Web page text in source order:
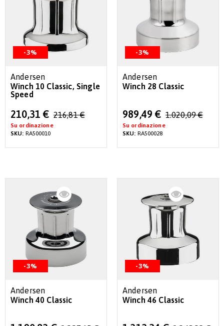
-3%
Andersen
Winch 10 Classic, Single
Speed
Special
Price
210,31 € 216,81 €
Su ordinazione
SKU: RA500010
-3%
Andersen
Winch 28 Classic
Special
Price
989,49 € 1.020,09 €
Su ordinazione
SKU: RA500028
-3%
Andersen
Winch 40 Classic
-3%
Andersen
Winch 46 Classic